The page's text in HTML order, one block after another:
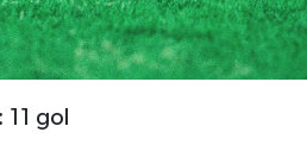
11 gol